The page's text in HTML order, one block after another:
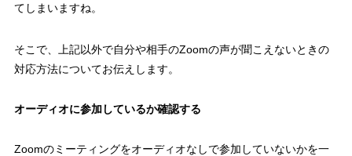
てしまいますね。
そこで、上記以外で自分や相手のZoomの声が聞こえないときの
対応方法についてお伝えします。
オーディオに参加しているか確認する
Zoomのミーティングをオーディオなしで参加していないかを一